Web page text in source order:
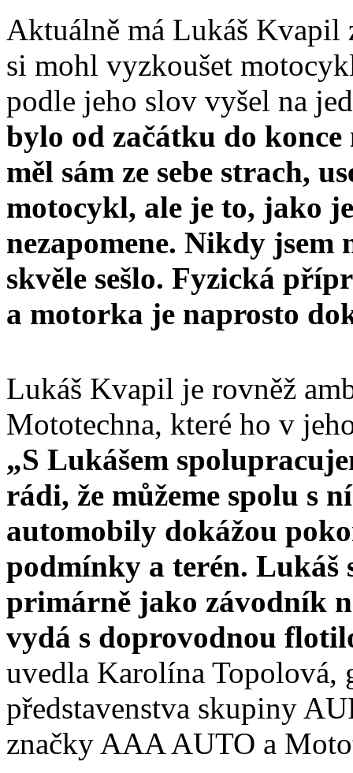
Aktuálně má Lukáš Kvapil
si mohl vyzkoušet
podle jeho slov vyšel na
bylo od začátku do konce
měl sám ze sebe strach,
motocykl, ale je to, jako
nezapomene. Nikdy jsem
skvěle sešlo. Fyzická
a motorka je naprosto
Lukáš Kvapil je rovněž
Mototechna, které ho v
„S Lukášem
rádi, že můžeme spolu s
automobily dokážou
podmínky a terén. Lukáš
primárně jako závodník
vydá s doprovodnou
uvedla Karolína Topolová,
představenstva skupiny
značky AAA AUTO a